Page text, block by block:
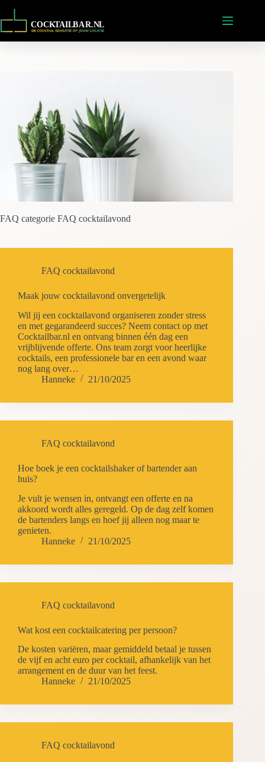
FAQ categorie FAQ cocktailavond
FAQ cocktailavond
Maak jouw cocktailavond onvergetelijk
Wil jij een cocktailavond organiseren zonder stress
en met gegarandeerd succes? Neem contact op met
Cocktailbar.nl en ontvang binnen één dag een
vrijblijvende offerte. Ons team zorgt voor heerlijke
cocktails, een professionele bar en een avond waar
nog lang over…
Hanneke
21/10/2025
FAQ cocktailavond
Hoe boek je een cocktailshaker of bartender aan
huis?
Je vult je wensen in, ontvangt een offerte en na
akkoord wordt alles geregeld. Op de dag zelf komen
de bartenders langs en hoef jij alleen nog maar te
genieten.
Hanneke
21/10/2025
FAQ cocktailavond
Wat kost een cocktailcatering per persoon?
De kosten variëren, maar gemiddeld betaal je tussen
de vijf en acht euro per cocktail, afhankelijk van het
arrangement en de duur van het feest.
Hanneke
21/10/2025
FAQ cocktailavond